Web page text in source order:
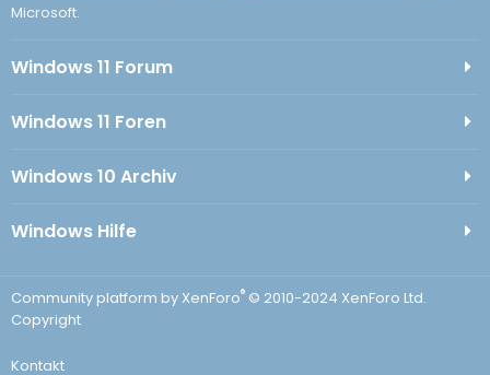
Microsoft.
Windows 11 Forum
Windows 11 Foren
Windows 10 Archiv
Windows Hilfe
Community platform by XenForo® © 2010-2024 XenForo Ltd.
Copyright
Kontakt